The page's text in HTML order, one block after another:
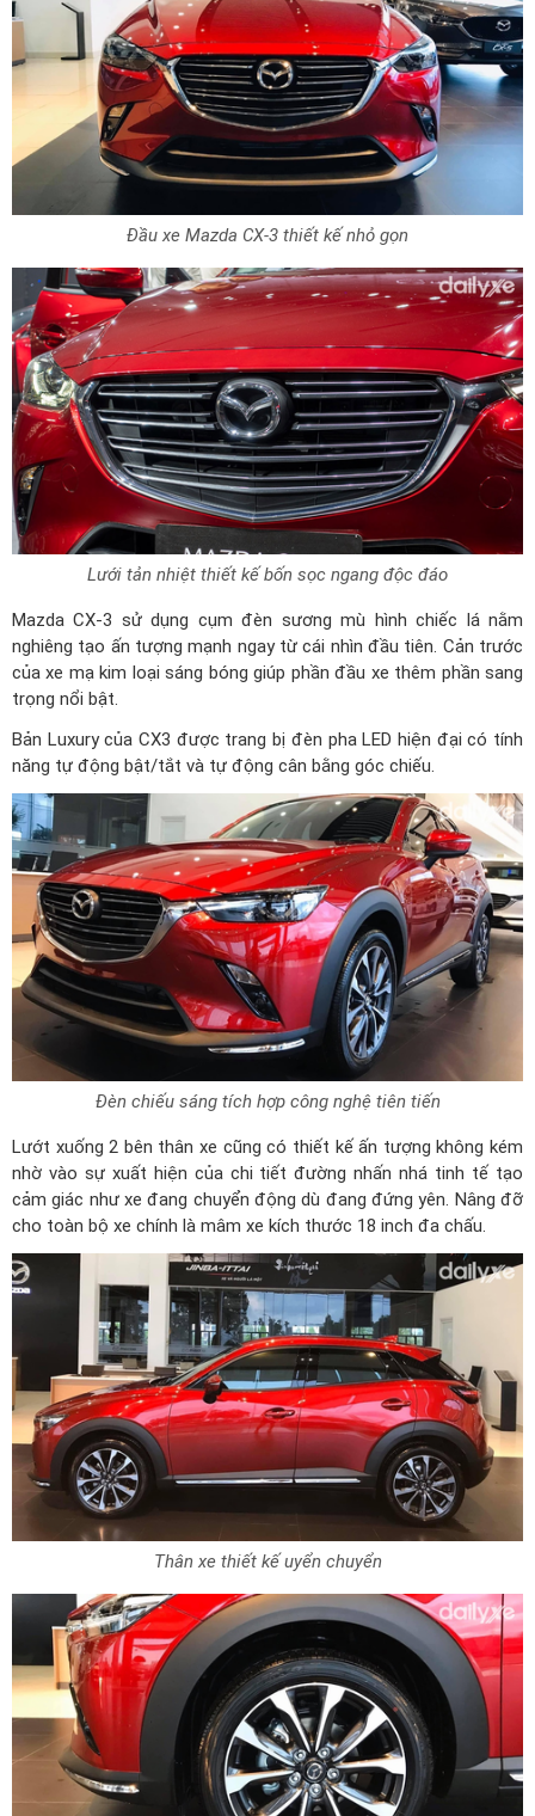
Đầu xe Mazda CX-3 thiết kế nhỏ gọn
Lưới tản nhiệt thiết kế bốn sọc ngang độc đáo
Mazda CX-3 sử dụng cụm đèn sương mù hình chiếc lá nằm
nghiêng tạo ấn tượng mạnh ngay từ cái nhìn đầu tiên. Cản trước
của xe mạ kim loại sáng bóng giúp phần đầu xe thêm phần sang
trọng nổi bật.
Bản Luxury của CX3 được trang bị đèn pha LED hiện đại có tính
năng tự động bật/tắt và tự động cân bằng góc chiếu.
Đèn chiếu sáng tích hợp công nghệ tiên tiến
Lướt xuống 2 bên thân xe cũng có thiết kế ấn tượng không kém
nhờ vào sự xuất hiện của chi tiết đường nhấn nhá tinh tế tạo
cảm giác như xe đang chuyển động dù đang đứng yên. Nâng đỡ
cho toàn bộ xe chính là mâm xe kích thước 18 inch đa chấu.
Thân xe thiết kế uyển chuyển